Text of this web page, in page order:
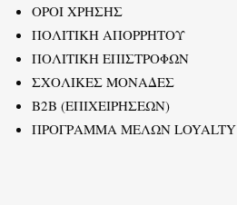
ΟΡΟΙ ΧΡΗΣΗΣ
ΠΟΛΙΤΙΚΗ ΑΠΟΡΡΗΤΟΥ
ΠΟΛΙΤΙΚΗ ΕΠΙΣΤΡΟΦΩΝ
ΣΧΟΛΙΚΕΣ ΜΟΝΑΔΕΣ
B2B (ΕΠΙΧΕΙΡΗΣΕΩΝ)
ΠΡΟΓΡΑΜΜΑ ΜΕΛΩΝ LOYALTY